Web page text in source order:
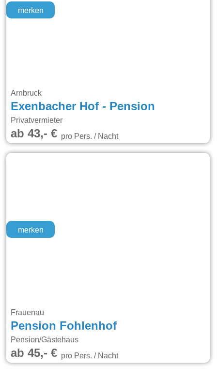
merken
Arnbruck
Exenbacher Hof - Pension
Privatvermieter
ab 43,- €pro Pers. / Nacht
merken
Frauenau
Pension Fohlenhof
Pension/Gästehaus
ab 45,- €pro Pers. / Nacht